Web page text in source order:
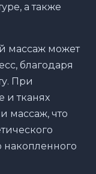
а также
массаж может
благодаря
При
и тканях
массаж, что